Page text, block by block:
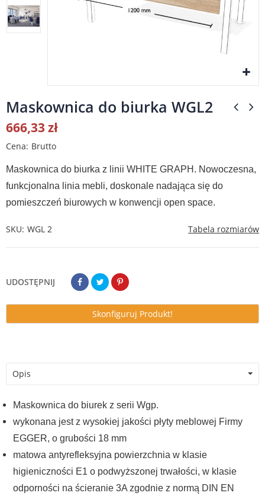
Maskownica do biurka WGL2
666,33 zł
Cena Brutto
Maskownica do biurka z linii WHITE GRAPH. Nowoczesna,
funkcjonalna linia mebli, doskonale nadająca się do
pomieszczeń biurowych w konwencji open space.
Tabela rozmiarów
SKU WGL 2
UDOSTĘPNIJ
Skonfiguruj Produkt!
Opis
Maskownica do biurek z serii Wgp.
wykonana jest z wysokiej jakości płyty meblowej Firmy
EGGER, o grubości 18 mm
matowa antyrefleksyjna powierzchnia w klasie
higieniczności E1 o podwyższonej trwałości, w klasie
odporności na ścieranie 3A zgodnie z normą DIN EN